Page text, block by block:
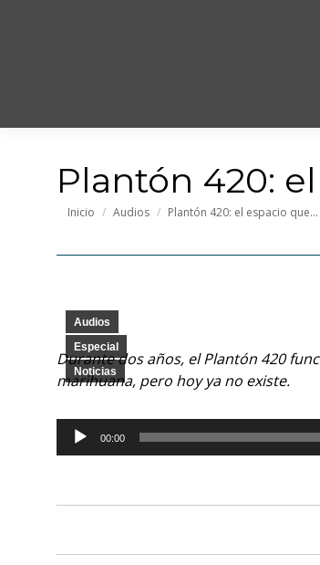
Plantón 420:
Estás aquí:
Inicio Audios Plantón 420: el espacio que…
Audios
Especial
Noticias
Durante dos años, el Plantón 420
marihuana, pero hoy ya no existe.
Reproductor
de
00:00